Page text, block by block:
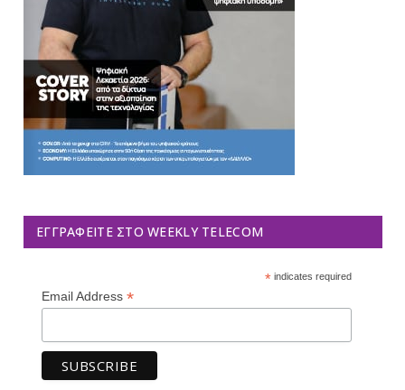
ΕΓΓΡΑΦΕΊΤΕ ΣΤΟ WEEKLY TELECOM
*indicates required
Email Address *